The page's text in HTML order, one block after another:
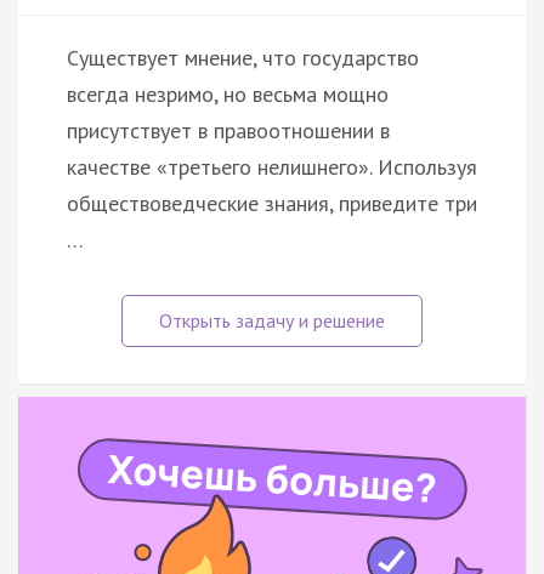
Существует мнение, что государство
всегда незримо, но весьма мощно
присутствует в правоотношении в
качестве «третьего нелишнего». Используя
обществоведческие знания, приведите три
…